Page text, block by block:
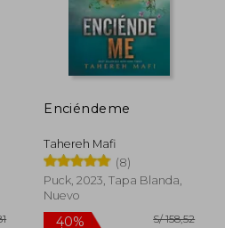
Enciéndeme
Tahereh Mafi
(8)
Puck, 2023, Tapa Blanda,
Nuevo